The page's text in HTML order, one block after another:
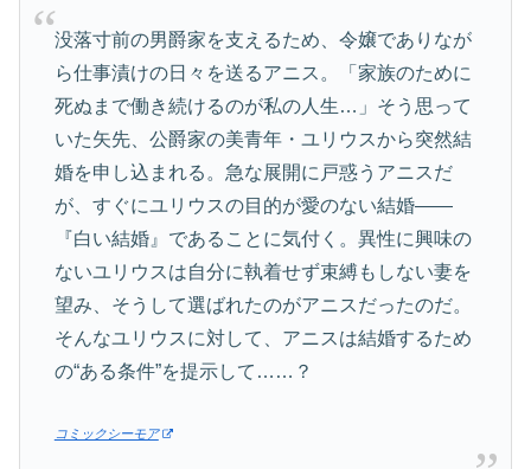
没落寸前の男爵家を支えるため、令嬢でありなが
ら仕事漬けの日々を送るアニス。「家族のために
死ぬまで働き続けるのが私の人生…」そう思って
いた矢先、公爵家の美青年・ユリウスから突然結
婚を申し込まれる。急な展開に戸惑うアニスだ
が、すぐにユリウスの目的が愛のない結婚——
『白い結婚』であることに気付く。異性に興味の
ないユリウスは自分に執着せず束縛もしない妻を
望み、そうして選ばれたのがアニスだったのだ。
そんなユリウスに対して、アニスは結婚するため
の“ある条件”を提示して……？
コミックシーモア